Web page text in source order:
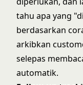
tahu apa yang
berdasarkan
arkibkan
selepas
automatik.